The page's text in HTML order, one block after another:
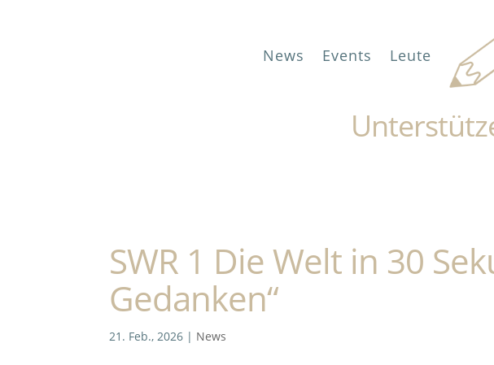
News Events Leute
SWR 1 Die Welt in 30
Gedanken“
21. Feb., 2026 | News